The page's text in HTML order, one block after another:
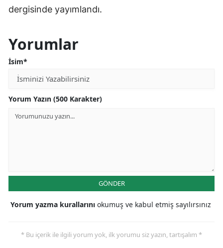
dergisinde yayımlandı.
Yorumlar
İsim*
Yorum Yazın (500 Karakter)
GÖNDER
Yorum yazma kurallarını okumuş ve kabul etmiş sayılırsınız
* Bu içerik ile ilgili yorum yok, ilk yorumu siz yazın, tartışalım *